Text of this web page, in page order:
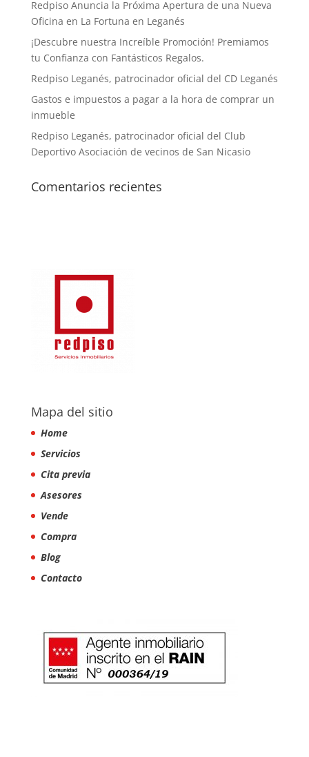
Redpiso Anuncia la Próxima Apertura de una Nueva
Oficina en La Fortuna en Leganés
¡Descubre nuestra Increíble Promoción! Premiamos
tu Confianza con Fantásticos Regalos.
Redpiso Leganés, patrocinador oficial del CD Leganés
Gastos e impuestos a pagar a la hora de comprar un
inmueble
Redpiso Leganés, patrocinador oficial del Club
Deportivo Asociación de vecinos de San Nicasio
Comentarios recientes
Mapa del sitio
Home
Servicios
Cita previa
Asesores
Vende
Compra
Blog
Contacto